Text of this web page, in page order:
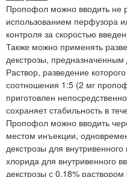
Пропофол можно вводить не
использованием перфузора
контроля за скоростью
Также можно применять
декстрозы, предназначенным
Раствор, разведение
соотношения 1:5 (2 мг
приготовлен
сохраняет стабильность в
Пропофол можно вводить
местом инъекции,
декстрозы для
хлорида для внутривенного
декстрозы с 0,18%